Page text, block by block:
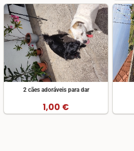
2 cães adoráveis para dar
1,00 €